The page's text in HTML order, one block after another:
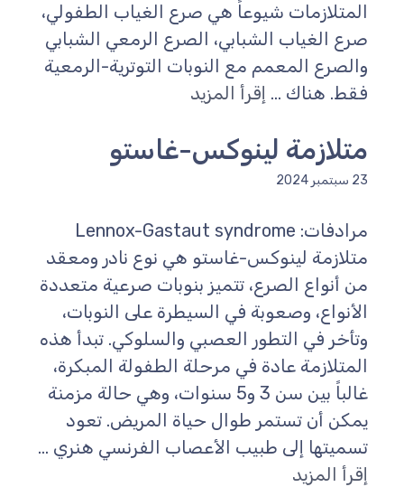
المتلازمات شيوعاً هي صرع الغياب الطفولي،
صرع الغياب الشبابي، الصرع الرمعي الشبابي
والصرع المعمم مع النوبات التوترية-الرمعية
فقط. هناك ... إقرأ المزيد
متلازمة لينوكس-غاستو
23 سبتمبر 2024
مرادفات: Lennox-Gastaut syndrome
متلازمة لينوكس-غاستو هي نوع نادر ومعقد
من أنواع الصرع، تتميز بنوبات صرعية متعددة
الأنواع، وصعوبة في السيطرة على النوبات،
وتأخر في التطور العصبي والسلوكي. تبدأ هذه
المتلازمة عادة في مرحلة الطفولة المبكرة،
غالباً بين سن 3 و5 سنوات، وهي حالة مزمنة
يمكن أن تستمر طوال حياة المريض. تعود
تسميتها إلى طبيب الأعصاب الفرنسي هنري ...
إقرأ المزيد